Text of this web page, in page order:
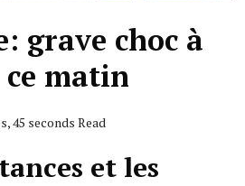
grave choc à
matin
45 seconds Read
et les